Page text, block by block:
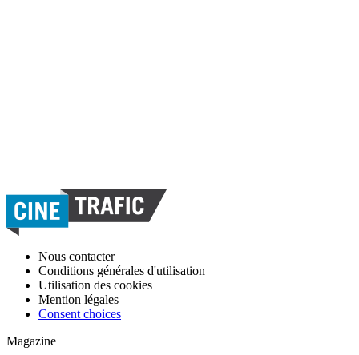
Nous contacter
Conditions générales d'utilisation
Utilisation des cookies
Mention légales
Consent choices
Magazine